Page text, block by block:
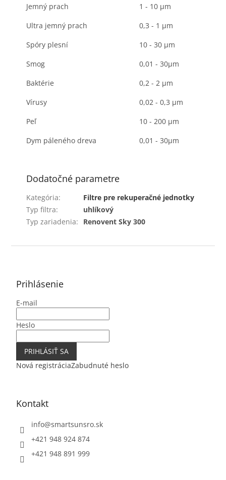
Jemný prach
1 - 10 μm
Ultra jemný prach
0,3 - 1 μm
Spóry plesní
10 - 30 μm
Smog
0,01 - 30μm
Baktérie
0,2 - 2 μm
Vírusy
0,02 - 0,3 μm
Peľ
10 - 200 μm
Dym páleného dreva
0,01 - 30μm
Dodatočné parametre
Kategória:
Filtre pre rekuperačné jednotky
Typ filtra:
uhlíkový
Typ zariadenia: Renovent Sky 300
Prihlásenie
E-mail
Heslo
PRIHLÁSIŤ SA
Nová registráciaZabudnuté heslo
Kontakt
info@smartsunsro.sk
+421 948 924 874
+421 948 891 999